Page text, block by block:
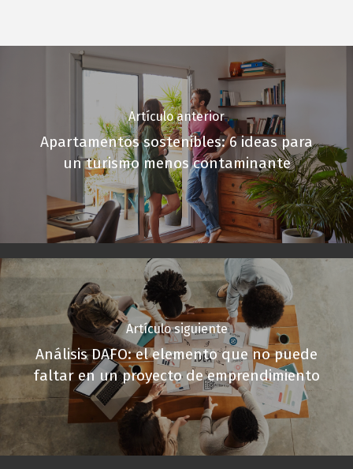
Artículo anterior
Apartamentos sostenibles: 6 ideas para
un turismo menos contaminante
Artículo siguiente
Análisis DAFO: el elemento que no puede
faltar en un proyecto de emprendimiento